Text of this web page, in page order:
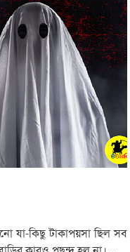
যা-কিছু টাকাপয়সা ছিল সব